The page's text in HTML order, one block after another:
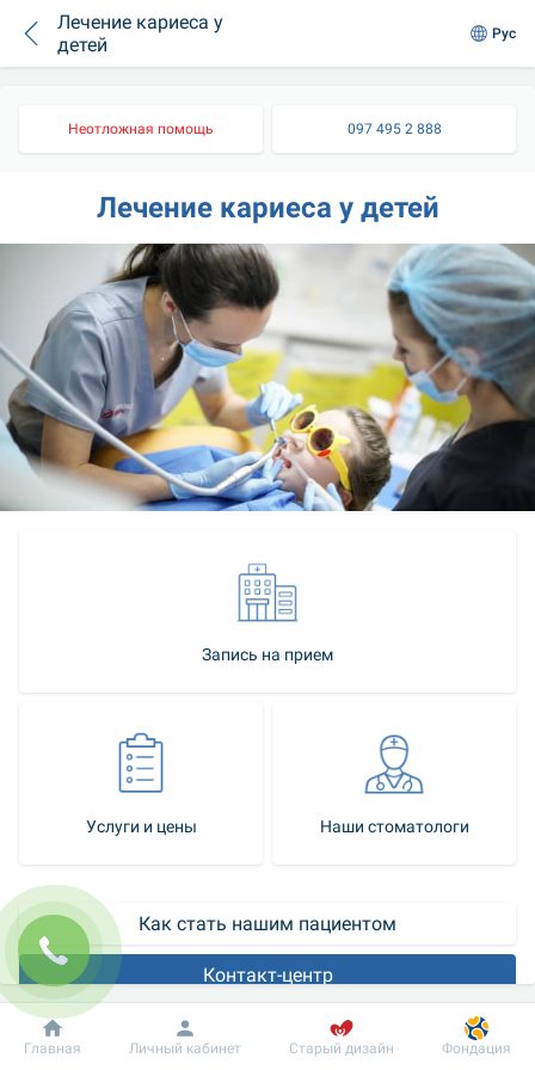
Лечение кариеса у
детей
Рус
Неотложная помощь 097 495 2 888
Лечение кариеса у детей
Запись на прием
Услуги и цены Наши стоматологи
Как стать нашим пациентом
Контакт-центр
Самым частым поводом для обращения к стоматологу
Добробут Информация Пациенту
Главная Личный кабинет Старый дизайн Фондация